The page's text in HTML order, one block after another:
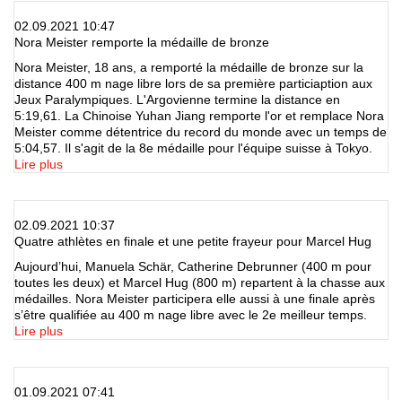
02.09.2021 10:47
Nora Meister remporte la médaille de bronze
Nora Meister, 18 ans, a remporté la médaille de bronze sur la
distance 400 m nage libre lors de sa première particiaption aux
Jeux Paralympiques. L'Argovienne termine la distance en
5:19,61. La Chinoise Yuhan Jiang remporte l'or et remplace Nora
Meister comme détentrice du record du monde avec un temps de
5:04,57. Il s'agit de la 8e médaille pour l'équipe suisse à Tokyo.
Lire plus
02.09.2021 10:37
Quatre athlètes en finale et une petite frayeur pour Marcel Hug
Aujourd’hui, Manuela Schär, Catherine Debrunner (400 m pour
toutes les deux) et Marcel Hug (800 m) repartent à la chasse aux
médailles. Nora Meister participera elle aussi à une finale après
s’être qualifiée au 400 m nage libre avec le 2e meilleur temps.
Lire plus
01.09.2021 07:41